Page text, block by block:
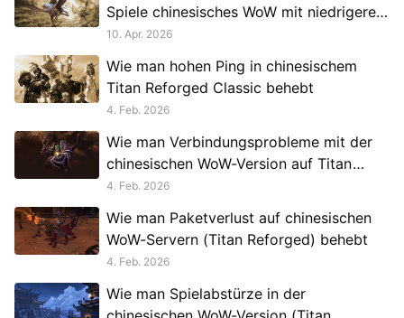
Spiele chinesisches WoW mit niedrigerem
Ping
10. Apr. 2026
Wie man hohen Ping in chinesischem
Titan Reforged Classic behebt
4. Feb. 2026
Wie man Verbindungsprobleme mit der
chinesischen WoW-Version auf Titan
Reforged Ediert behebt
4. Feb. 2026
Wie man Paketverlust auf chinesischen
WoW-Servern (Titan Reforged) behebt
4. Feb. 2026
Wie man Spielabstürze in der